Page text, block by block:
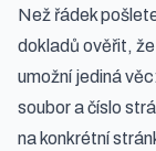
Než řádek
dokladů ověřit,
umožní jediná
soubor a číslo
na konkrétní